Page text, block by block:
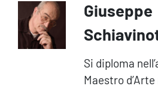
Giuseppe
Si diploma
Maestro